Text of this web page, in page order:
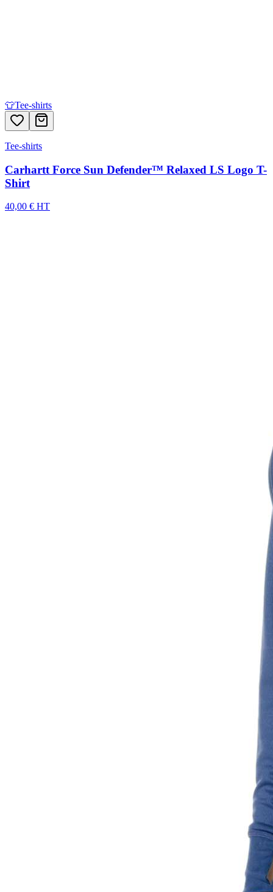
👕Tee-shirts
Tee-shirts
Carhartt Force Sun Defender™ Relaxed LS Logo T-
Shirt
40,00 € HT